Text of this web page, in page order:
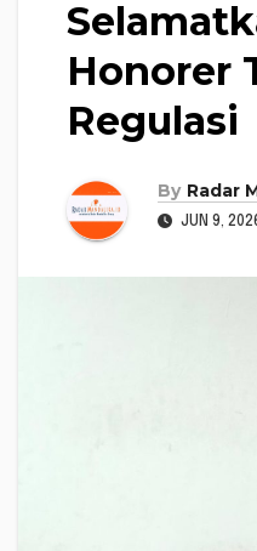
Honorer
Regulasi
By Radar
JUN 9,